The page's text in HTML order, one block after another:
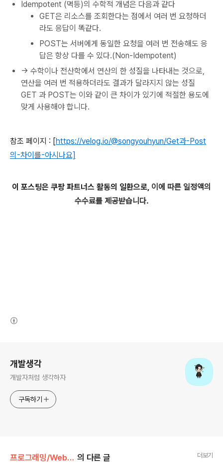
Idempotent (멱등)의 수학적 개념은 다음과 같다
GET은 리소스를 조회한다는 점에서 여러 번 요청하더
라도 응답이 똑같다.
POST는 서버에게 동일한 요청을 여러 번 전송해도 응
답은 항상 다를 수 있다.(Non-Idempotent)
→ 수학이나 전산학에서 연산의 한 성질을 나타내는 것으로,
연산을 여러 번 적용하더라도 결과가 달라지지 않는 성질
GET 과 POST는 이와 같이 큰 차이가 있기에 적절한 용도에
맞게 사용해야 합니다.
참조 페이지 : [https://velog.io/@songyouhyun/Get과-Post
의-차이를-아시나요]
이 포스팅은 쿠팡 파트너스 활동의 일환으로, 이에 따른 일정액의
수수료를 제공받습니다.
개발생각
개발자처럼 생각하자
구독하기
프로그래밍/Web Program 의 다른 글 더보기